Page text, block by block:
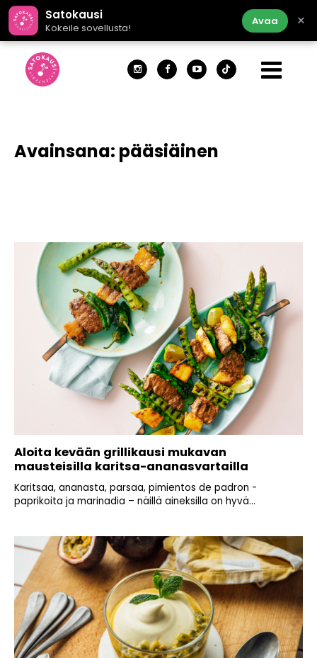
Satokausi
Kokeile sovellusta!
Avaa ×
Avainsana: pääsiäinen
Aloita kevään grillikausi mukavan
mausteisilla karitsa-ananasvartailla
Karitsaa, ananasta, parsaa, pimientos de padron -
paprikoita ja marinadia – näillä aineksilla on hyvä...